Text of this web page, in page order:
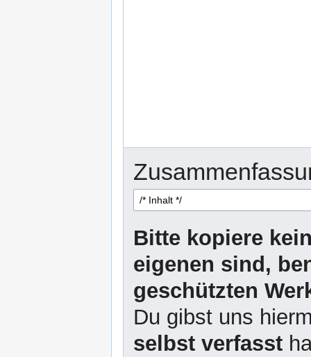
Bitte kopiere
eigenen sind,
geschützten
Du gibst uns
selbst verfasst